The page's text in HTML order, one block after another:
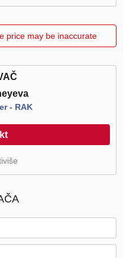
price may be inaccurate
- RAK